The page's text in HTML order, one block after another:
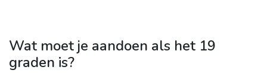
Wat moet je aandoen als het 19
graden is?